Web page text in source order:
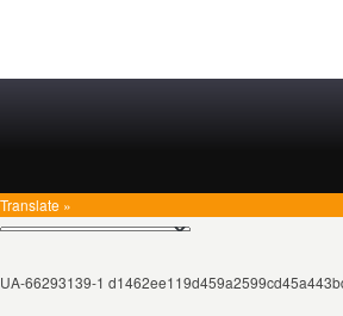
Translate »
UA-66293139-1